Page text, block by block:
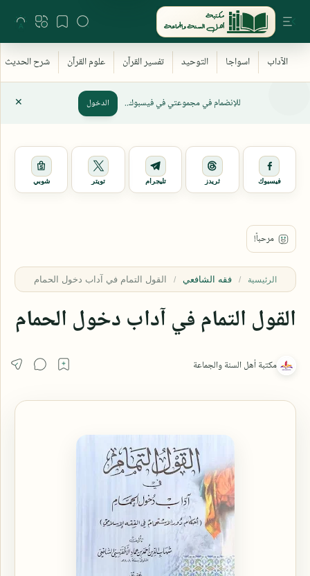
للإنضمام في مجموعتي في فيسبوك.. الدخول
فيسبوك ثريدز تليجرام تويتر شوبي
الرئيسية فقه الشافعي
القول التمام في آداب دخول الحمام